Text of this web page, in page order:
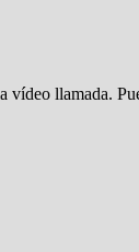
vídeo llamada.